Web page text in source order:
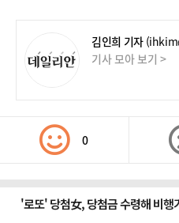
김인희 기자
기사 모아 보기 >
0